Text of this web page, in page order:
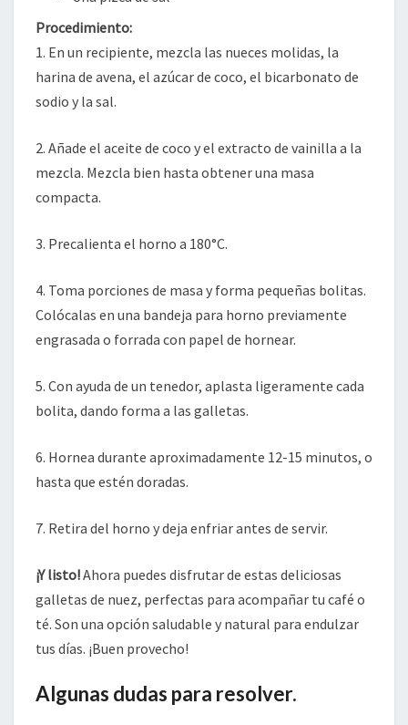
Procedimiento:
1. En un recipiente, mezcla las nueces molidas, la
harina de avena, el azúcar de coco, el bicarbonato de
sodio y la sal.
2. Añade el aceite de coco y el extracto de vainilla a la
mezcla. Mezcla bien hasta obtener una masa
compacta.
3. Precalienta el horno a 180°C.
4. Toma porciones de masa y forma pequeñas bolitas.
Colócalas en una bandeja para horno previamente
engrasada o forrada con papel de hornear.
5. Con ayuda de un tenedor, aplasta ligeramente cada
bolita, dando forma a las galletas.
6. Hornea durante aproximadamente 12-15 minutos, o
hasta que estén doradas.
7. Retira del horno y deja enfriar antes de servir.
¡Y listo!Ahora puedes disfrutar de estas deliciosas
galletas de nuez, perfectas para acompañar tu café o
té. Son una opción saludable y natural para endulzar
tus días. ¡Buen provecho!
Algunas dudas para resolver.